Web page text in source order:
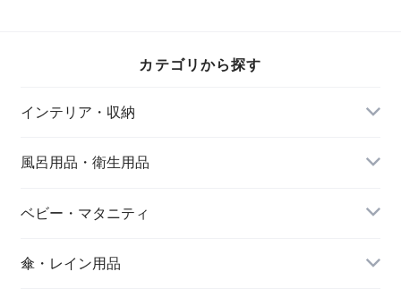
合 まるで保湿クリ
エンプレットベール
シアバター オリー
ットベール
保湿クリームのよう
カテゴリから探す
インテリア・収納
風呂用品・衛生用品
ベビー・マタニティ
傘・レイン用品